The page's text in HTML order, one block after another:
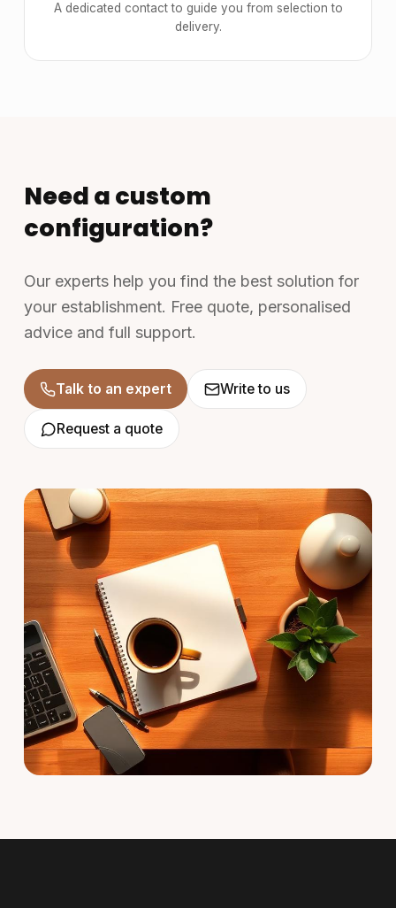
A dedicated contact to guide you from selection to
delivery.
Need a custom
configuration?
Our experts help you find the best solution for
your establishment. Free quote, personalised
advice and full support.
Talk to an expert Write to us
Request a quote